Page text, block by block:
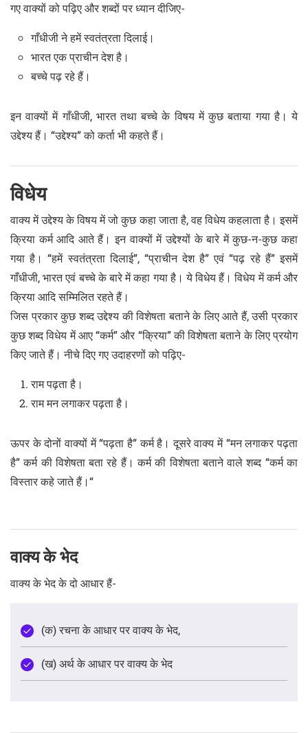
गए वाक्यों को पढ़िए और शब्दों पर ध्यान दीजिए-
गाँधीजी ने हमें स्वतंत्रता दिलाई।
भारत एक प्राचीन देश है।
बच्चे पढ़ रहे हैं।
इन वाक्यों में गाँधीजी, भारत तथा बच्चे के विषय में कुछ बताया गया है। ये
उद्देश्य हैं। “उद्देश्य” को कर्ता भी कहते हैं।
विधेय
वाक्य में उद्देश्य के विषय में जो कुछ कहा जाता है, वह विधेय कहलाता है। इसमें
क्रिया कर्म आदि आते हैं। इन वाक्यों में उद्देश्यों के बारे में कुछ-न-कुछ कहा
गया है। “हमें स्वतंत्रता दिलाई”, “प्राचीन देश है” एवं “पढ़ रहे हैं” इसमें
गाँधीजी, भारत एवं बच्चे के बारे में कहा गया है। ये विधेय हैं। विधेय में कर्म और
क्रिया आदि सम्मिलित रहते हैं।
जिस प्रकार कुछ शब्द उद्देश्य की विशेषता बताने के लिए आते हैं, उसी प्रकार
कुछ शब्द विधेय में आए “कर्म” और “क्रिया” की विशेषता बताने के लिए प्रयोग
किए जाते हैं। नीचे दिए गए उदाहरणों को पढ़िए-
राम पढ़ता है।
राम मन लगाकर पढ़ता है।
ऊपर के दोनों वाक्यों में “पढ़ता है” कर्म है। दूसरे वाक्य में “मन लगाकर पढ़ता
है” कर्म की विशेषता बता रहे हैं। कर्म की विशेषता बताने वाले शब्द “कर्म का
विस्तार कहे जाते हैं।“
वाक्य के भेद
वाक्य के भेद के दो आधार हैं-
(क) रचना के आधार पर वाक्य के भेद,
(ख) अर्थ के आधार पर वाक्य के भेद